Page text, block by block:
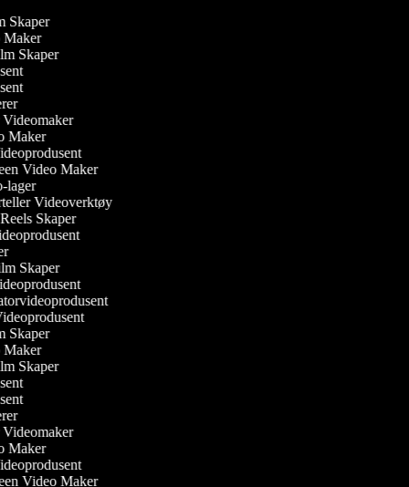
Skaper
Maker
Skaper
Videomaker
Maker
Video Maker
lager
Videoverktøy
Reels Skaper
Skaper
Skaper
Maker
Skaper
Videomaker
Maker
Video Maker